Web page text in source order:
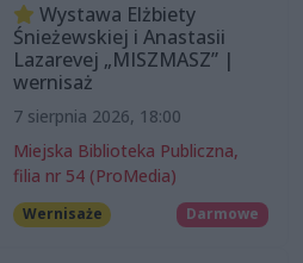
Wystawa Elżbiety
Śnieżewskiej i Anastasii
Lazarevej „MISZMASZ” |
wernisaż
7 sierpnia 2026, 18:00
Miejska Biblioteka Publiczna,
filia nr 54 (ProMedia)
Wernisaże Darmowe